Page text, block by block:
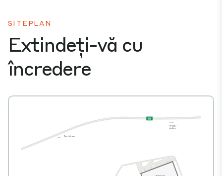
SITEPLAN
Extindeți-vă cu
încredere